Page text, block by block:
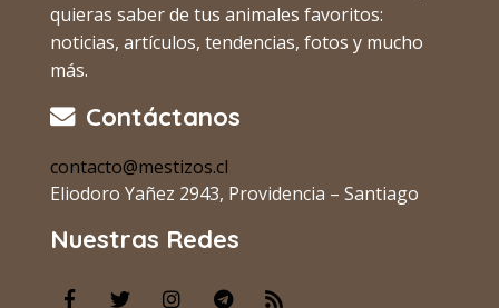
quieras saber de tus animales favoritos:
noticias, artículos, tendencias, fotos y mucho
más.
Contáctanos
contacto@mestizos.cl
Eliodoro Yañez 2943, Providencia – Santiago
Nuestras Redes